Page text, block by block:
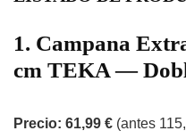
1. Campana
cm TEKA —
Precio: 61,99 € (antes